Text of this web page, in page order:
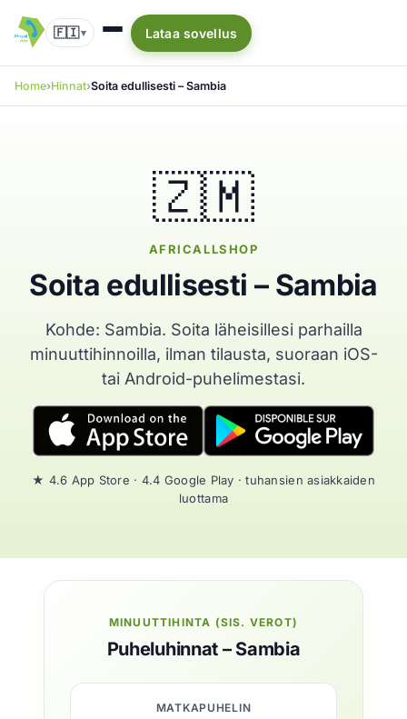
🇫🇮▾ Lataa sovellus
Home Hinnat Soita edullisesti – Sambia
🇿🇲
AFRICALLSHOP
Soita edullisesti – Sambia
Kohde: Sambia. Soita läheisillesi parhailla
minuuttihinnoilla, ilman tilausta, suoraan iOS-
tai Android-puhelimestasi.
★ 4.6 App Store · 4.4 Google Play · tuhansien asiakkaiden
luottama
MINUUTTIHINTA (SIS. VEROT)
Puheluhinnat – Sambia
MATKAPUHELIN